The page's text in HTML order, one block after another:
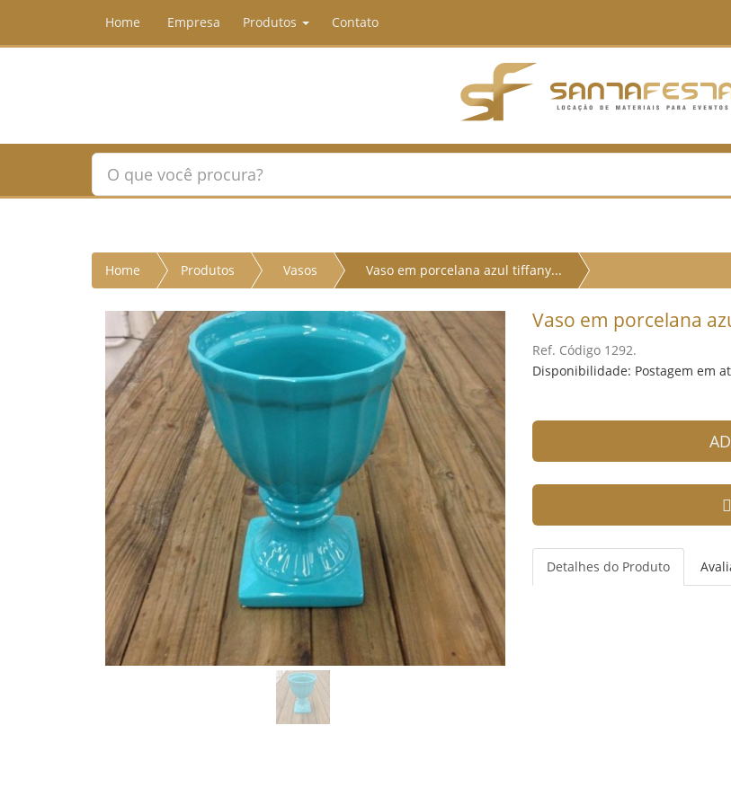
Home Empresa Produtos Contato
Home Produtos Vasos Vaso em porcelana azul tiffany...
Vaso em porcelana
Ref. Código 1292.
Disponibilidade: Postagem em
Detalhes do Produto